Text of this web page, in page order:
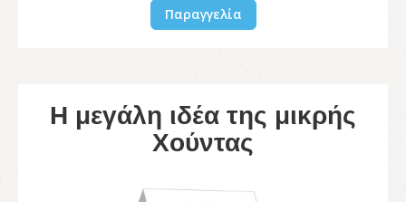
Παραγγελία
Η μεγάλη ιδέα της μικρής
Χούντας